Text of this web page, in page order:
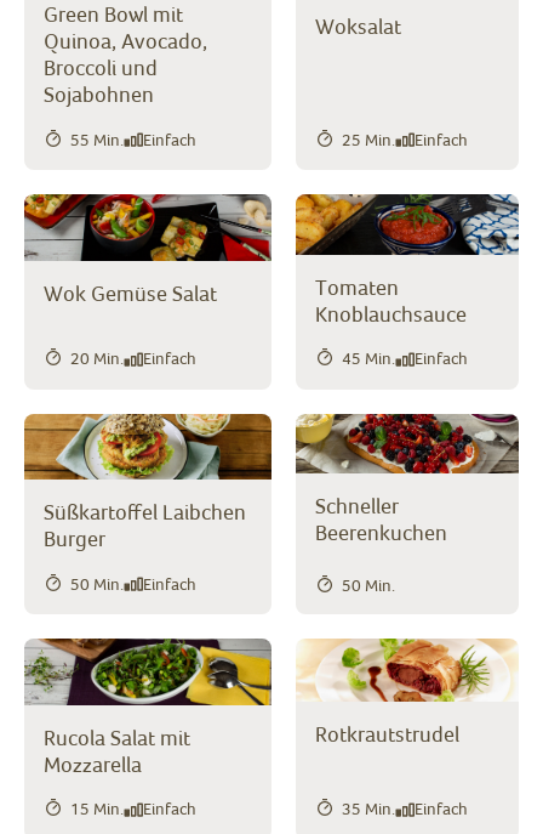
Green Bowl mit
Quinoa, Avocado,
Broccoli und
Sojabohnen
55 Min. Einfach
Woksalat
25 Min. Einfach
Wok Gemüse Salat
20 Min. Einfach
Tomaten
Knoblauchsauce
45 Min. Einfach
Süßkartoffel Laibchen
Burger
50 Min. Einfach
Schneller
Beerenkuchen
50 Min.
Rucola Salat mit
Mozzarella
15 Min. Einfach
Rotkrautstrudel
35 Min. Einfach